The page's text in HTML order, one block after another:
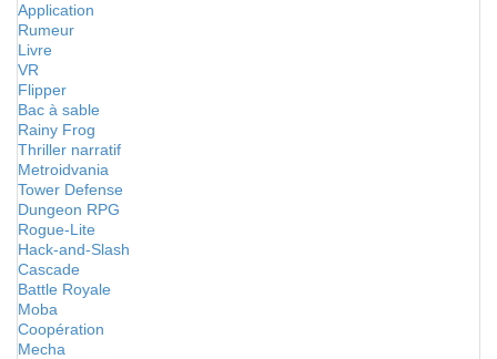
Application
Rumeur
Livre
VR
Flipper
Bac à sable
Rainy Frog
Thriller narratif
Metroidvania
Tower Defense
Dungeon RPG
Rogue-Lite
Hack-and-Slash
Cascade
Battle Royale
Moba
Coopération
Mecha